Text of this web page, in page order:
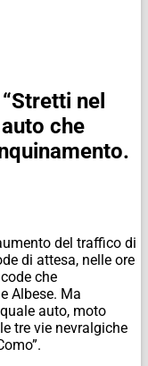
nel
che
del traffico di
di attesa, nelle ore
che
Albese. Ma
auto, moto
tre vie nevralgiche